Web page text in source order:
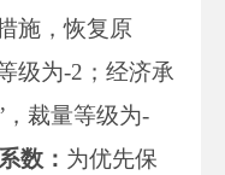
施，恢复原
级为-2；经济承
裁量等级为-
数： 为优先保